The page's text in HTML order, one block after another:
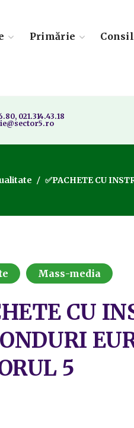
Primărie
021.314.43.18
✅PACHETE CU
Mass-media
CU
5